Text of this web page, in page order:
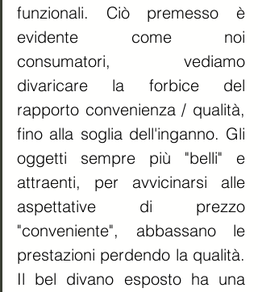
funzionali. Ciò premesso è
evidente come noi
consumatori, vediamo
divaricare la forbice del
rapporto convenienza / qualità,
fino alla soglia dell'inganno. Gli
oggetti sempre più "belli" e
attraenti, per avvicinarsi alle
aspettative di prezzo
"conveniente", abbassano le
prestazioni perdendo la qualità.
Il bel divano esposto ha una